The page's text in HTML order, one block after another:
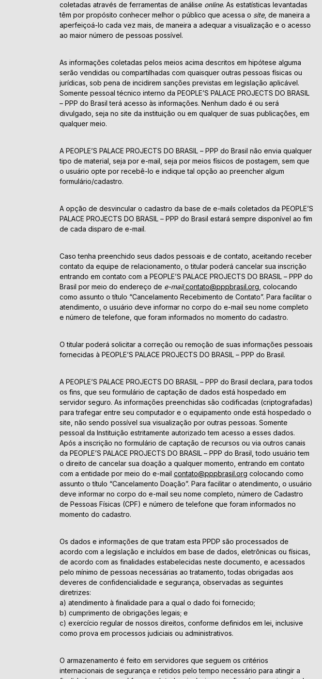
coletadas através de ferramentas de análise online. As estatísticas levantadas
têm por propósito conhecer melhor o público que acessa o site, de maneira a
aperfeiçoá-lo cada vez mais, de maneira a adequar a visualização e o acesso
ao maior número de pessoas possível.
As informações coletadas pelos meios acima descritos em hipótese alguma
serão vendidas ou compartilhadas com quaisquer outras pessoas físicas ou
jurídicas, sob pena de incidirem sanções previstas em legislação aplicável.
Somente pessoal técnico interno da PEOPLE’S PALACE PROJECTS DO BRASIL
– PPP do Brasil terá acesso às informações. Nenhum dado é ou será
divulgado, seja no site da instituição ou em qualquer de suas publicações, em
qualquer meio.
A PEOPLE’S PALACE PROJECTS DO BRASIL – PPP do Brasil não envia qualquer
tipo de material, seja por e-mail, seja por meios físicos de postagem, sem que
o usuário opte por recebê-lo e indique tal opção ao preencher algum
formulário/cadastro.
A opção de desvincular o cadastro da base de e-mails coletados da PEOPLE’S
PALACE PROJECTS DO BRASIL – PPP do Brasil estará sempre disponível ao fim
de cada disparo de e-mail.
Caso tenha preenchido seus dados pessoais e de contato, aceitando receber
contato da equipe de relacionamento, o titular poderá cancelar sua inscrição
entrando em contato com a PEOPLE’S PALACE PROJECTS DO BRASIL – PPP do
Brasil por meio do endereço de e-mailcontato@pppbrasil.org , colocando
como assunto o título “Cancelamento Recebimento de Contato”. Para facilitar o
atendimento, o usuário deve informar no corpo do e-mail seu nome completo
e número de telefone, que foram informados no momento do cadastro.
O titular poderá solicitar a correção ou remoção de suas informações pessoais
fornecidas à PEOPLE’S PALACE PROJECTS DO BRASIL – PPP do Brasil.
A PEOPLE’S PALACE PROJECTS DO BRASIL – PPP do Brasil declara, para todos
os fins, que seu formulário de captação de dados está hospedado em
servidor seguro. As informações preenchidas são codificadas (criptografadas)
para trafegar entre seu computador e o equipamento onde está hospedado o
site, não sendo possível sua visualização por outras pessoas. Somente
pessoal da Instituição estritamente autorizado tem acesso a esses dados.
Após a inscrição no formulário de captação de recursos ou via outros canais
da PEOPLE’S PALACE PROJECTS DO BRASIL – PPP do Brasil, todo usuário tem
o direito de cancelar sua doação a qualquer momento, entrando em contato
com a entidade por meio do e-mail contato@pppbrasil.org colocando como
assunto o título “Cancelamento Doação”. Para facilitar o atendimento, o usuário
deve informar no corpo do e-mail seu nome completo, número de Cadastro
de Pessoas Físicas (CPF) e número de telefone que foram informados no
momento do cadastro.
Os dados e informações de que tratam esta PPDP são processados de
acordo com a legislação e incluídos em base de dados, eletrônicas ou físicas,
de acordo com as finalidades estabelecidas neste documento, e acessados
pelo mínimo de pessoas necessárias ao tratamento, todas obrigadas aos
deveres de confidencialidade e segurança, observadas as seguintes
diretrizes:
a) atendimento à finalidade para a qual o dado foi fornecido;
b) cumprimento de obrigações legais; e
c) exercício regular de nossos direitos, conforme definidos em lei, inclusive
como prova em processos judiciais ou administrativos.
O armazenamento é feito em servidores que seguem os critérios
internacionais de segurança e retidos pelo tempo necessário para atingir a